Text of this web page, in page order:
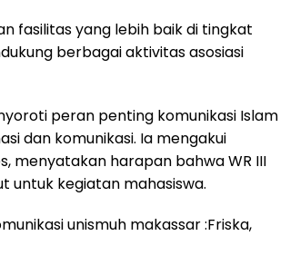
fasilitas yang lebih baik di tingkat
berbagai aktivitas asosiasi
peran penting komunikasi Islam
dan komunikasi. Ia mengakui
menyatakan harapan bahwa WR III
untuk kegiatan mahasiswa.
unismuh makassar :Friska,